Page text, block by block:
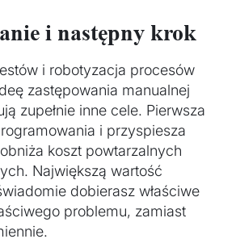
i następny krok
i robotyzacja procesów
zastępowania manualnej
zupełnie inne cele. Pierwsza
i przyspiesza
koszt powtarzalnych
Największą wartość
dobierasz właściwe
problemu, zamiast